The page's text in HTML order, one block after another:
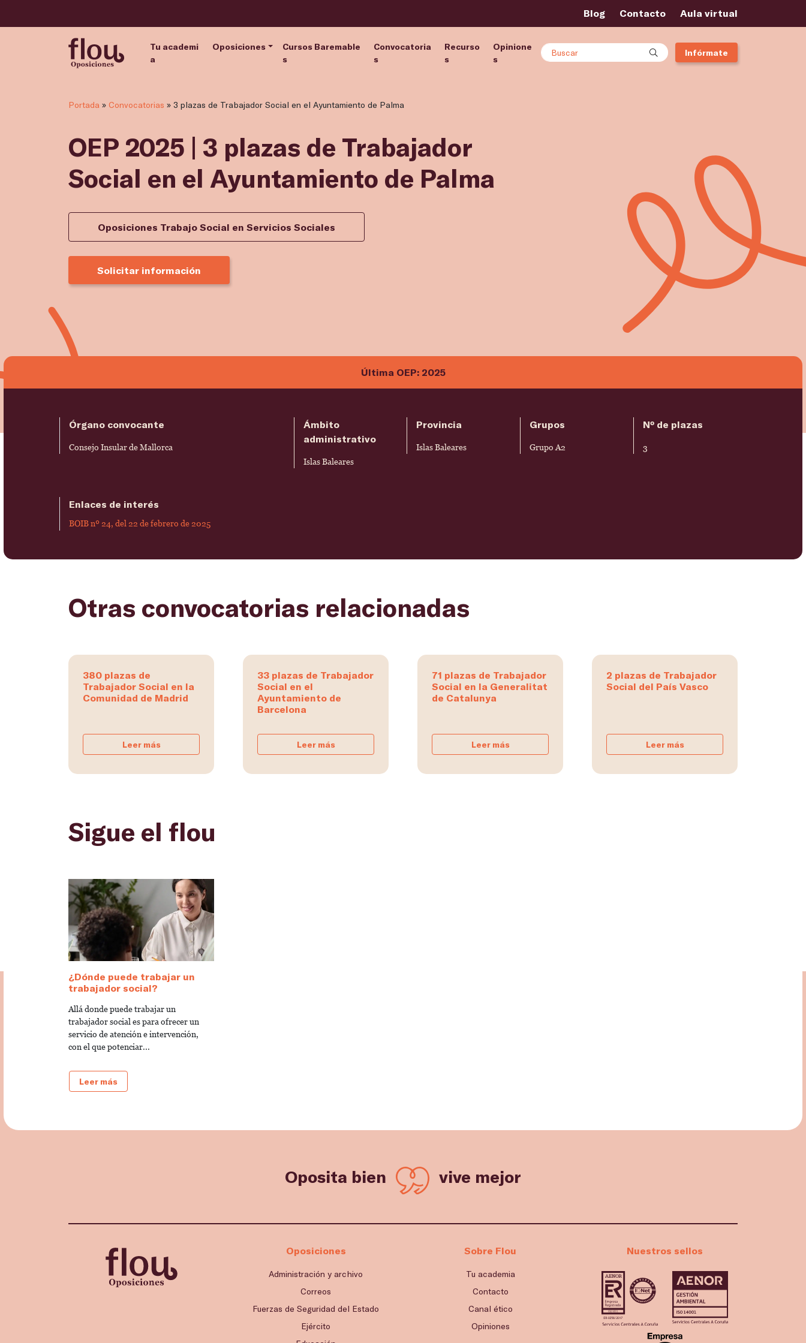
Blog Contacto Aula virtual
Tu academi
a
Oposiciones
Cursos Baremable
s
Convocatoria
s
Recurso
s
Opinione
s
Buscar Infórmate
Portada » Convocatorias » 3 plazas de Trabajador Social en el Ayuntamiento de Palma
OEP 2025 | 3 plazas de Trabajador
Social en el Ayuntamiento de Palma
Oposiciones Trabajo Social en Servicios Sociales
Solicitar información
Última OEP: 2025
Órgano convocante
Consejo Insular de Mallorca
Ámbito
administrativo
Islas Baleares
Provincia
Islas Baleares
Grupos
Grupo A2
Nº de plazas
3
Enlaces de interés
BOIB nº 24, del 22 de febrero de 2025
Otras convocatorias relacionadas
380 plazas de
Trabajador Social en la
Comunidad de Madrid
Leer más
33 plazas de Trabajador
Social en el
Ayuntamiento de
Barcelona
Leer más
71 plazas de Trabajador
Social en la Generalitat
de Catalunya
Leer más
2 plazas de Trabajador
Social del País Vasco
Leer más
Sigue el flou
¿Dónde puede trabajar un
trabajador social?
Allá donde puede trabajar un
trabajador social es para ofrecer un
servicio de atención e intervención,
con el que potenciar...
Leer más
Oposita bien vive mejor
Oposiciones
Administración y archivo
Correos
Fuerzas de Seguridad del Estado
Ejército
Sobre Flou
Tu academia
Contacto
Canal ético
Opiniones
Nuestros sellos